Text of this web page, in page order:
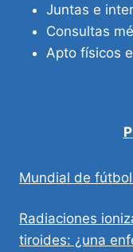
Juntas e
Consultas
Apto físicos
Mundial de
Radiaciones
tiroides: ¿una